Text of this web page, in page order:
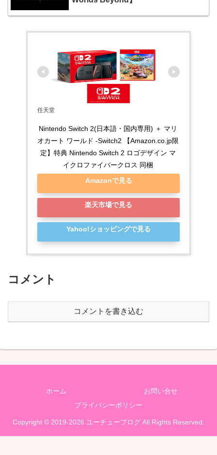
任天堂
Nintendo Switch 2(日本語・国内専用) ＋ マリ
オカート ワールド -Switch2 【Amazon.co.jp限
定】特典 Nintendo Switch 2 ロゴデザイン マ
イクロファイバークロス 同梱
Amazonで見る
楽天市場で見る
Yahoo!ショッピングで見る
コメント
コメントを書き込む
ホーム
お問い合せ
プライバシーポリシー
Copyright © 2019-2026 ユーチューブログ All Rights Reserved.